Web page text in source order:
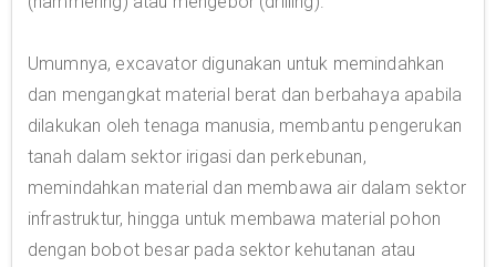
Umumnya, excavator digunakan untuk memindahkan
dan mengangkat material berat dan berbahaya apabila
dilakukan oleh tenaga manusia, membantu pengerukan
tanah dalam sektor irigasi dan perkebunan,
memindahkan material dan membawa air dalam sektor
infrastruktur, hingga untuk membawa material pohon
dengan bobot besar pada sektor kehutanan atau